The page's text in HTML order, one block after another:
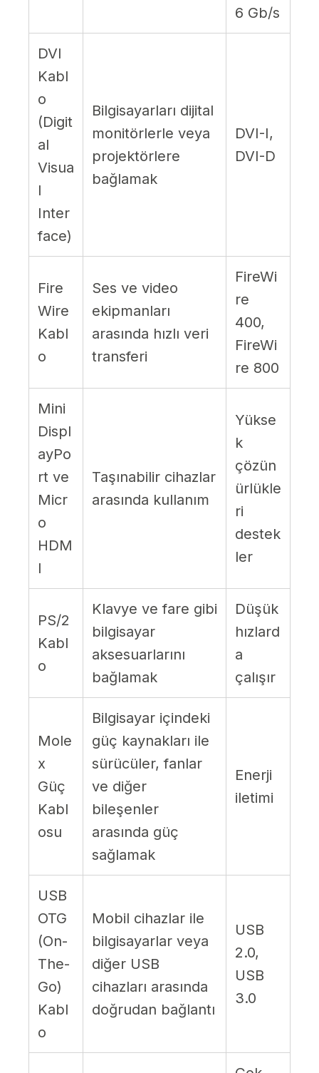
6 Gb/s
DVI
Kabl
o
(Digit
al
Visua
l
Inter
face)
Bilgisayarları dijital
monitörlerle veya
projektörlere
bağlamak
DVI-I,
DVI-D
Fire
Wire
Kabl
o
Ses ve video
ekipmanları
arasında hızlı veri
transferi
FireWi
re
400,
FireWi
re 800
Mini
Displ
ayPo
rt ve
Micr
o
HDM
I
Taşınabilir cihazlar
arasında kullanım
Yükse
k
çözün
ürlükle
ri
destek
ler
PS/2
Kabl
o
Klavye ve fare gibi
bilgisayar
aksesuarlarını
bağlamak
Düşük
hızlard
a
çalışır
Mole
x
Güç
Kabl
osu
Bilgisayar içindeki
güç kaynakları ile
sürücüler, fanlar
ve diğer
bileşenler
arasında güç
sağlamak
Enerji
iletimi
USB
OTG
(On-
The-
Go)
Kabl
o
Mobil cihazlar ile
bilgisayarlar veya
diğer USB
cihazları arasında
doğrudan bağlantı
USB
2.0,
USB
3.0